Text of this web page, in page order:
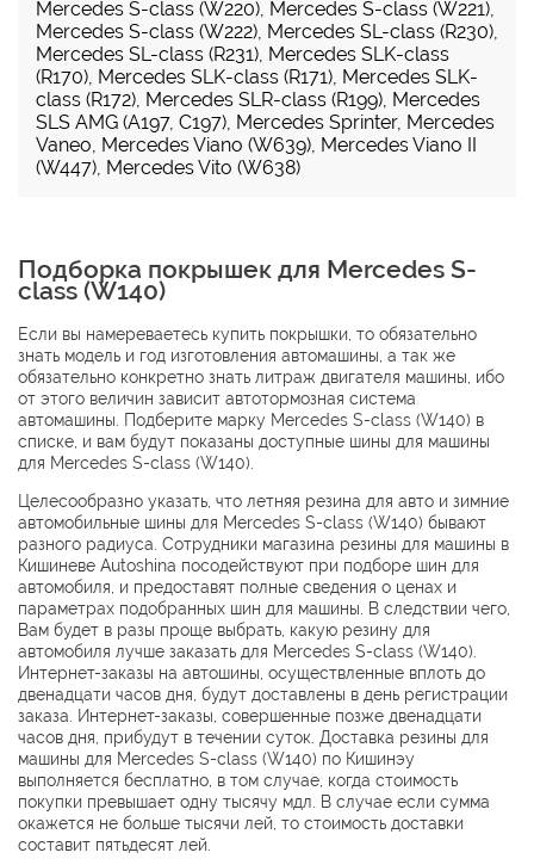
Mercedes S-class (W220), Mercedes S-class (W221),
Mercedes S-class (W222), Mercedes SL-class (R230),
Mercedes SL-class (R231), Mercedes SLK-class
(R170), Mercedes SLK-class (R171), Mercedes SLK-
class (R172), Mercedes SLR-class (R199), Mercedes
SLS AMG (A197, C197), Mercedes Sprinter, Mercedes
Vaneo, Mercedes Viano (W639), Mercedes Viano II
(W447), Mercedes Vito (W638)
Подборка покрышек для Mercedes S-
class (W140)
Если вы намереваетесь купить покрышки, то обязательно
знать модель и год изготовления автомашины, а так же
обязательно конкретно знать литраж двигателя машины, ибо
от этого величин зависит автотормозная сиcтема
автомашины. Подберите марку Mercedes S-class (W140) в
списке, и вам будут показаны доступные шины для машины
для Mercedes S-class (W140).
Целесообразно указать, что летняя резина для авто и зимние
автомобильные шины для Mercedes S-class (W140) бывают
разного радиуса. Сотрудники магазина резины для машины в
Кишиневе Autoshina посодействуют при подборе шин для
автомобиля, и предоставят полные сведения о ценах и
параметрах подобранных шин для машины. В следствии чего,
Вам будет в разы проще выбрать, какую резину для
автомобиля лучше заказать для Mercedes S-class (W140).
Интернет-заказы на автошины, осуществленные вплоть до
двенадцати часов дня, будут доставлены в день регистрации
заказа. Интернет-заказы, совершенные позже двенадцати
часов дня, прибудут в течении суток. Доставка резины для
машины для Mercedes S-class (W140) по Кишинэу
выполняется бесплатно, в том случае, когда стоимость
покупки превышает одну тысячу мдл. В случае если сумма
окажется не больше тысячи лей, то стоимость доставки
составит пятьдесят лей.